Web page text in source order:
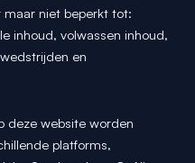
niet beperkt tot:
inhoud, volwassen inhoud,
en
deze website worden
platforms,